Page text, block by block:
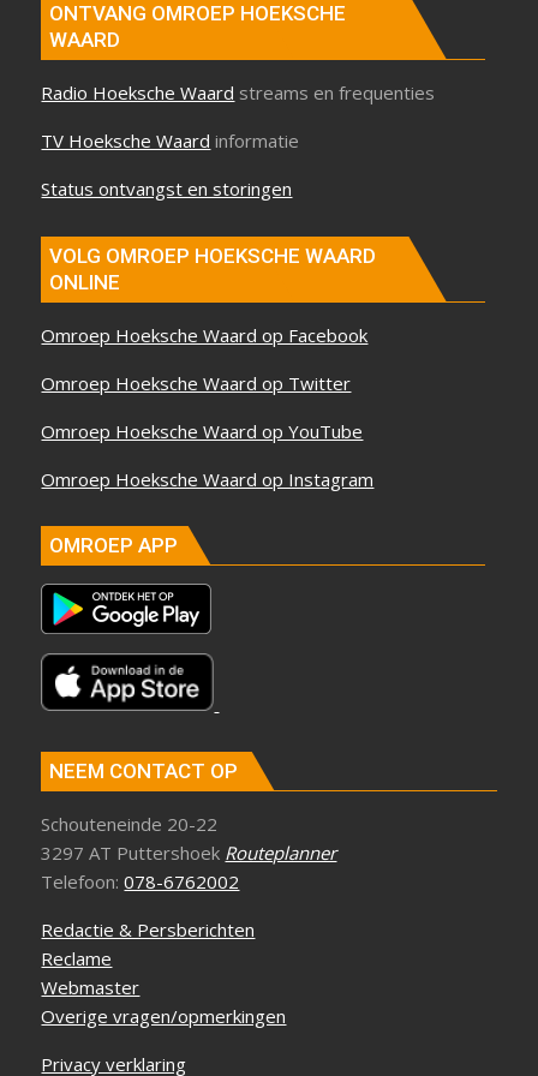
ONTVANG OMROEP HOEKSCHE
WAARD
Radio Hoeksche Waard streams en frequenties
TV Hoeksche Waard informatie
Status ontvangst en storingen
VOLG OMROEP HOEKSCHE WAARD
ONLINE
Omroep Hoeksche Waard op Facebook
Omroep Hoeksche Waard op Twitter
Omroep Hoeksche Waard op YouTube
Omroep Hoeksche Waard op Instagram
OMROEP APP
NEEM CONTACT OP
Schouteneinde 20-22
3297 AT Puttershoek Routeplanner
Telefoon:078-6762002
Redactie & Persberichten
Reclame
Webmaster
Overige vragen/opmerkingen
Privacy verklaring